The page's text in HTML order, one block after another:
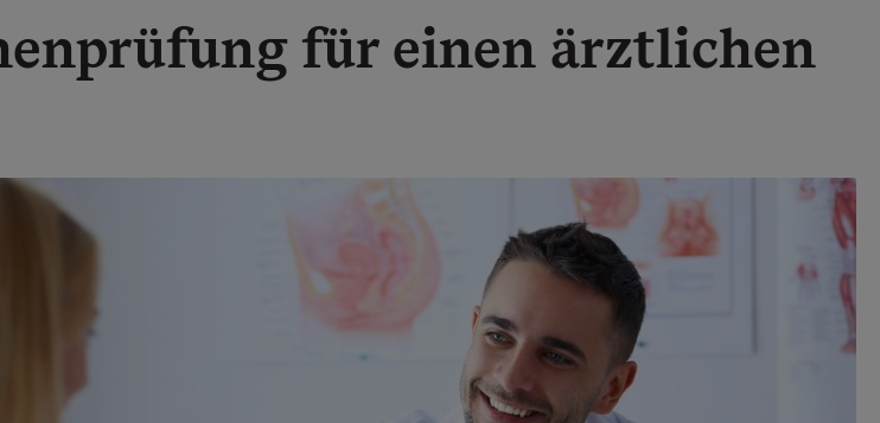
für einen ärztlichen